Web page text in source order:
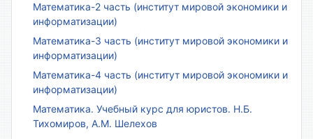
Математика-2 часть (институт мировой экономики и
информатизации)
Математика-3 часть (институт мировой экономики и
информатизации)
Математика-4 часть (институт мировой экономики и
информатизации)
Математика. Учебный курс для юристов. Н.Б.
Тихомиров, А.М. Шелехов